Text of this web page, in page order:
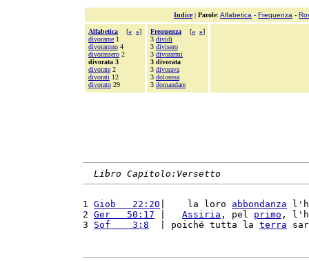
Indice| Parole: Alfabetica - Frequenza -
Alfabetica [« »]
divorarne 1
divorarono 4
divorassero 2
divorata 3
divorate 2
divorati 12
divorato 29
Frequenza [« »]
3 dividi
3 divisero
3 divorarmi
3 divorata
3 divorava
3 dolorosa
3 domandare
Libro Capitolo:Versetto
1 Giob   22:20 |    la loro abbondanza
2 Ger   50:17 Assiria , pel primo ,
3 Sof    3:8
  | poiché tutta la
terra